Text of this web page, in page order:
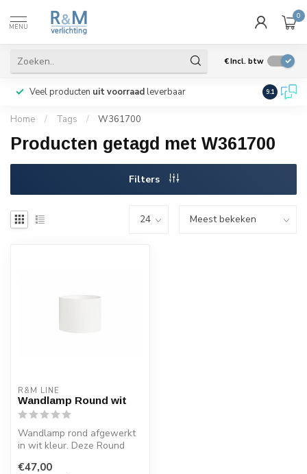
MENU
0
€Incl. btw
Veel producten uit voorraadleverbaar Wij
9.1
Home / Tags / W361700
Producten getagd met W361700
Filters
R&M LINE
Wandlamp Round wit
Wandlamp rond afgewerkt
in wit kleur. Deze Round
alumin...
€47,00